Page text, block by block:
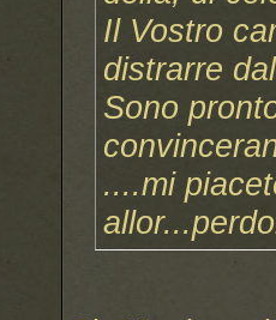
Il Vostro
distrarre
Sono
....mi